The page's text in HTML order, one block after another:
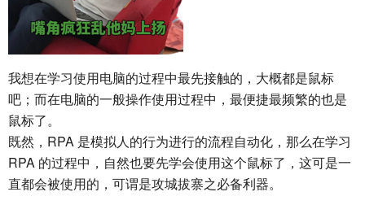
我想在学习使用电脑的过程中最先接触的，大概都是鼠标
吧；而在电脑的一般操作使用过程中，最便捷最频繁的也是
鼠标了。
既然，RPA 是模拟人的行为进行的流程自动化，那么在学习
RPA 的过程中，自然也要先学会使用这个鼠标了，这可是一
直都会被使用的，可谓是攻城拔寨之必备利器。